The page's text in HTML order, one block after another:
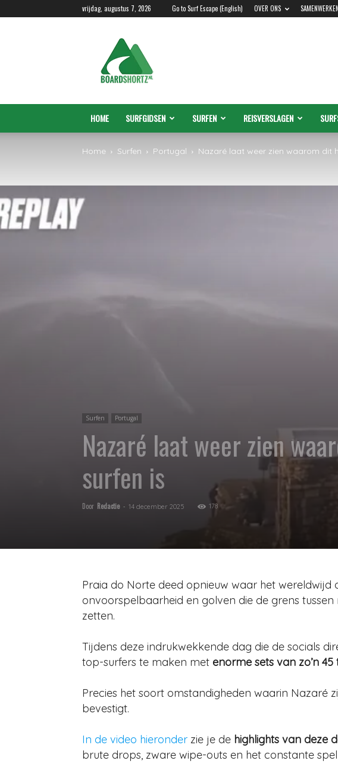
vrijdag, augustus 7, 2026 Go to Surf Escape (English) OVER ONS SAMENWERKEN
HOME SURFGIDSEN SURFEN REISVERSLAGEN
Home Surfen Portugal Nazaré laat weer zien waarom dit
Surfen Portugal
Nazaré laat weer zien
surfen is
Door Redactie - 14 december 2025 178
Praia do Norte deed opnieuw waar het wereldwijd
onvoorspelbaarheid en golven die de grens
zetten.
Tijdens deze indrukwekkende dag die de socials
top-surfers te maken met enorme sets van zo’n
Precies het soort omstandigheden waarin Nazaré
bevestigt.
In de video hieronder zie je de highlights van deze
brute drops, zware wipe-outs en het constante